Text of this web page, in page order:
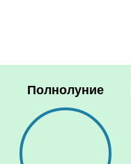
Полнолуние